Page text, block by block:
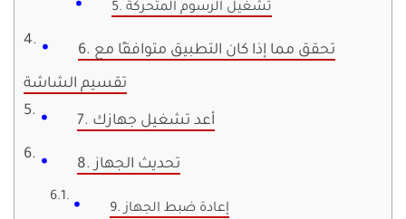
5. تشغيل الرسوم المتحركة
6. تحقق مما إذا كان التطبيق متوافقًا مع
تقسيم الشاشة
7. أعد تشغيل جهازك
8. تحديث الجهاز
9. إعادة ضبط الجهاز